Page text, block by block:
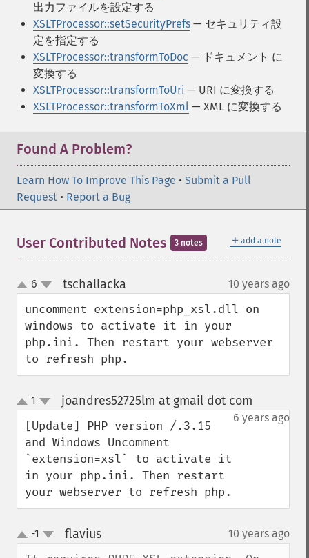
出力ファイルを設定する
XSLTProcessor::setSecurityPrefs — セキュリティ設
定を指定する
XSLTProcessor::transformToDoc — ドキュメント に
変換する
XSLTProcessor::transformToUri — URI に変換する
XSLTProcessor::transformToXml — XML に変換する
Found A Problem?
Learn How To Improve This Page • Submit a Pull
Request • Report a Bug
＋ add a note
User Contributed Notes 3 notes
up
down
6 tschallacka 10 years ago
uncomment extension=php_xsl.dll on
windows to activate it in your
php.ini. Then restart your webserver
to refresh php.
up
down
1 joandres52725lm at gmail dot com
6 years ago
[Update] PHP version /.3.15
and Windows Uncomment
`extension=xsl` to activate it
in your php.ini. Then restart
your webserver to refresh php.
up
down
-1 flavius¶ 10 years ago